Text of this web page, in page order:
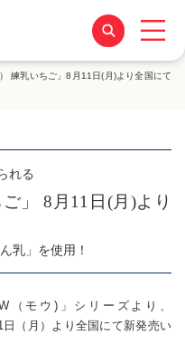
） 練乳いちご」8月11日(月)より全国にて
れる
」 8月11日(月)より
乳」を使用！
モウ)」シリーズより、
日（月）より全国にて新発売い